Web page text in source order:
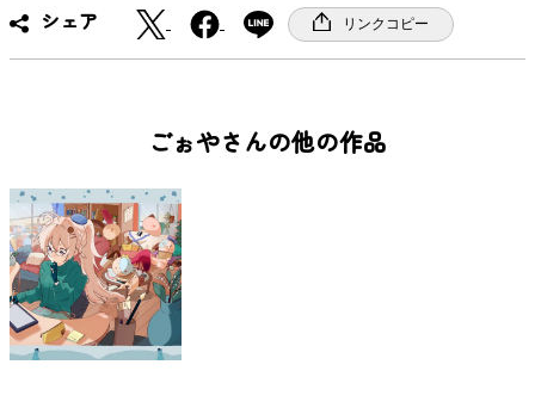
シェア
a
c
o
リンクコピー
ごぉやさんの他の作品